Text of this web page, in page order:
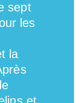
sept
les
la